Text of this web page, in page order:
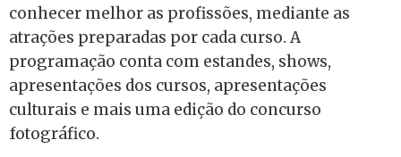
conhecer melhor as profissões, mediante as
atrações preparadas por cada curso. A
programação conta com estandes, shows,
apresentações dos cursos, apresentações
culturais e mais uma edição do concurso
fotográfico.